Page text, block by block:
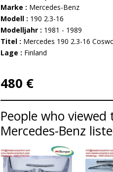
Marke : Mercedes-Benz
Modell : 190 2.3-16
Modelljahr : 1981 - 1989
Titel : Mercedes 190 2.3-16
Lage : Finland
480 €
People who
Mercedes-Benz